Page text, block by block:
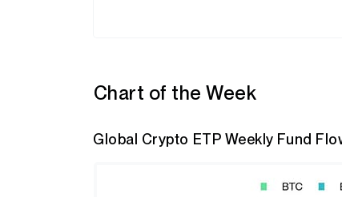
Chart of the Week
Global Crypto ETP Weekly Fund